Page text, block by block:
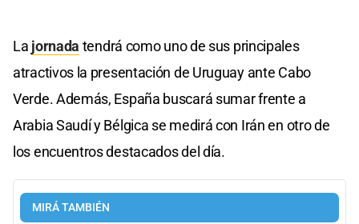
La jornada tendrá como uno de sus principales
atractivos la presentación de Uruguay ante Cabo
Verde. Además, España buscará sumar frente a
Arabia Saudí y Bélgica se medirá con Irán en otro de
los encuentros destacados del día.
MIRÁ TAMBIÉN